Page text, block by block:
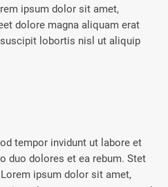
ipsum dolor sit amet,
dolore magna aliquam erat
lobortis nisl ut aliquip
tempor invidunt ut labore et
duo dolores et ea rebum. Stet
ipsum dolor sit amet,